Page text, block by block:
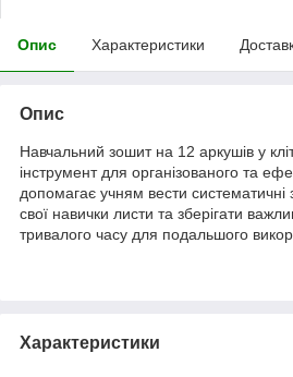
Опис Характеристики
Опис
Навчальний зошит на 12 аркушів у
інструмент для організованого та
допомагає учням вести систематичні
свої навички листи та зберігати
тривалого часу для подальшого
Характеристики